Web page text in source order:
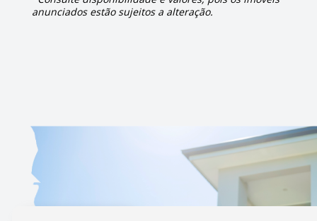
anunciados estão sujeitos a alteração.